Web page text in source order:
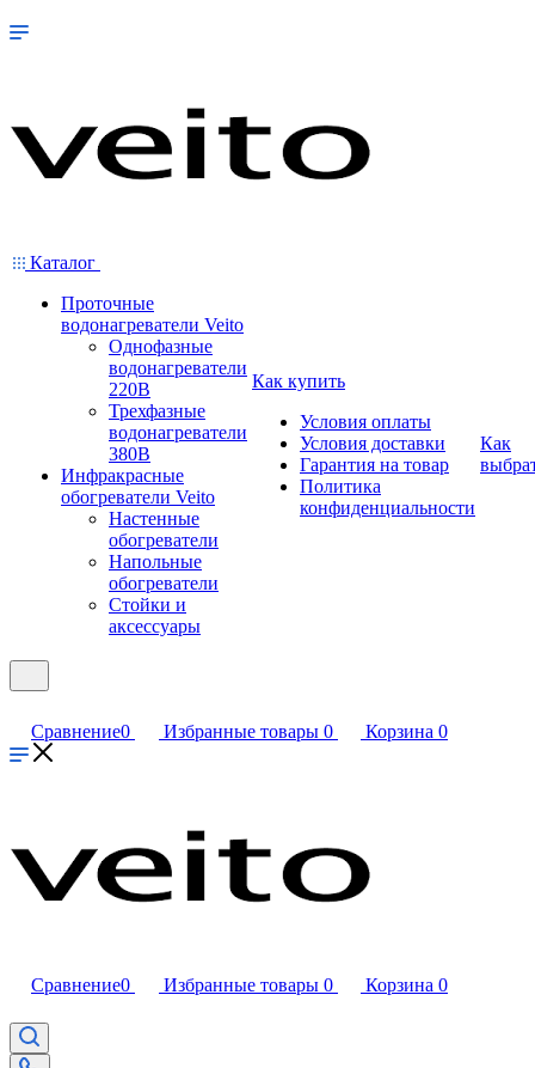
Каталог
Проточные
водонагреватели Veito
Однофазные
водонагреватели
220В
Трехфазные
водонагреватели
380В
Инфракрасные
обогреватели Veito
Настенные
обогреватели
Напольные
обогреватели
Стойки и
аксессуары
Как купить
Условия оплаты
Условия доставки
Гарантия на товар
Политика
конфиденциальности
Как
Сравнение0 Избранные товары 0 Корзина 0
Сравнение0 Избранные товары 0 Корзина 0